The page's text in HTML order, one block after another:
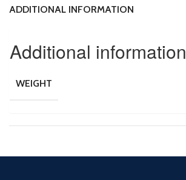
ADDITIONAL INFORMATION
Additional information
WEIGHT